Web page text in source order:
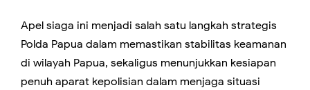
Apel siaga ini menjadi salah satu langkah strategis
Polda Papua dalam memastikan stabilitas keamanan
di wilayah Papua, sekaligus menunjukkan kesiapan
penuh aparat kepolisian dalam menjaga situasi